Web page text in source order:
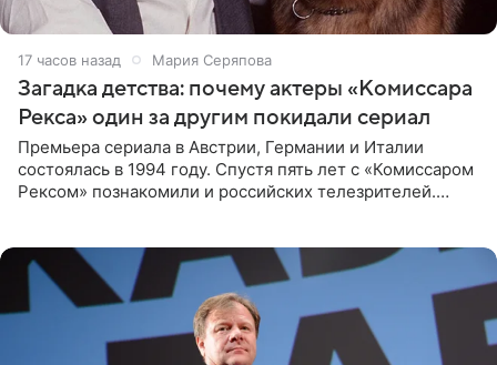
17 часов назад Мария Серяпова
Загадка детства: почему актеры «Комиссара
Рекса» один за другим покидали сериал
Премьера сериала в Австрии, Германии и Италии
состоялась в 1994 году. Спустя пять лет с «Комиссаром
Рексом» познакомили и российских телезрителей.